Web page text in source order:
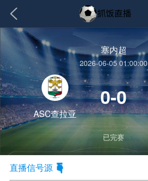
塞内超
2026-06-05 01:00:00
ASC查拉亚
0-0
已完赛
直播信号源